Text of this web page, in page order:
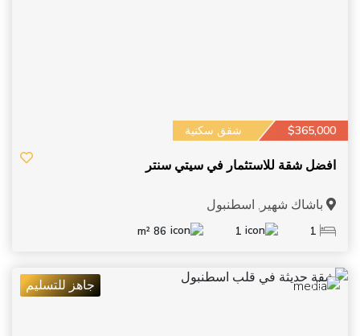
شقق سكنية $365,000
افضل شقة للاستثمار في سيتي سنتر
باشاك شهير, اسطنبول
1
1
86 m²
15 جاهز للتسليم